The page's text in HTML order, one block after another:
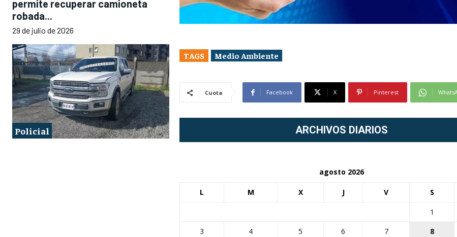
permite recuperar camioneta
robada...
29 de julio de 2026
Policial
TAGS Medio Ambiente
Cuota Facebook X Pinterest
ARCHIVOS DIARIOS
agosto 2026
L M X J V S
1
3
4 5 6 7 8